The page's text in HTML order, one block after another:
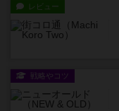
レビュー
戦略やコツ